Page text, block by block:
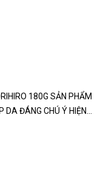
180G SẢN PHẨM
DA ĐÁNG CHÚ Ý HIỆN